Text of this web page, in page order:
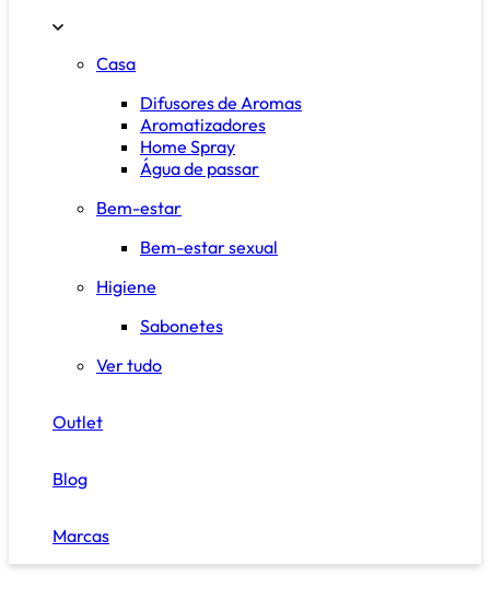
Casa
Difusores de Aromas
Aromatizadores
Home Spray
Água de passar
Bem-estar
Bem-estar sexual
Higiene
Sabonetes
Ver tudo
Outlet
Blog
Marcas